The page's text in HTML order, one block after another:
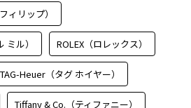
ィリップ）
ル） ROLEX（ロレックス）
TAG-Heuer（タグ ホイヤー）
Tiffany & Co.（ティファニー）